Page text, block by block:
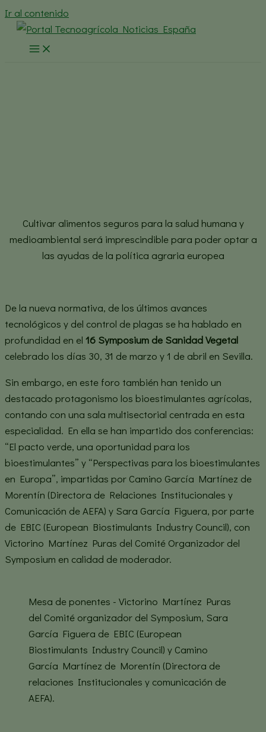
Ir al contenido
Cultivar alimentos seguros para la salud humana y
medioambiental será imprescindible para poder optar a
las ayudas de la política agraria europea
De la nueva normativa, de los últimos avances
tecnológicos y del control de plagas se ha hablado en
profundidad en el 16 Symposium de Sanidad Vegetal
celebrado los días 30, 31 de marzo y 1 de abril en Sevilla.
Sin embargo, en este foro también han tenido un
destacado protagonismo los bioestimulantes agrícolas,
contando con una sala multisectorial centrada en esta
especialidad. En ella se han impartido dos conferencias:
“El pacto verde, una oportunidad para los
bioestimulantes” y “Perspectivas para los bioestimulantes
en Europa”, impartidas por Camino García Martínez de
Morentín (Directora de Relaciones Institucionales y
Comunicación de AEFA) y Sara García Figuera, por parte
de EBIC (European Biostimulants Industry Council), con
Victorino Martínez Puras del Comité Organizador del
Symposium en calidad de moderador.
Mesa de ponentes - Victorino Martínez Puras
del Comité organizador del Symposium, Sara
García Figuera de EBIC (European
Biostimulants Industry Council) y Camino
García Martínez de Morentín (Directora de
relaciones Institucionales y comunicación de
AEFA).